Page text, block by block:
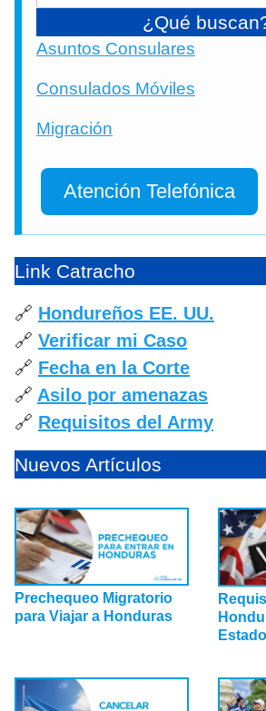
¿Qué
Asuntos Consulares
Consulados Móviles
Migración
Atención Telefónica
Link Catracho
🔗 Hondureños EE. UU.
🔗 Verificar mi Caso
🔗 Fecha en la Corte
🔗 Asilo por amenazas
🔗 Requisitos del Army
Nuevos Artículos
Prechequeo Migratorio
para Viajar a Honduras